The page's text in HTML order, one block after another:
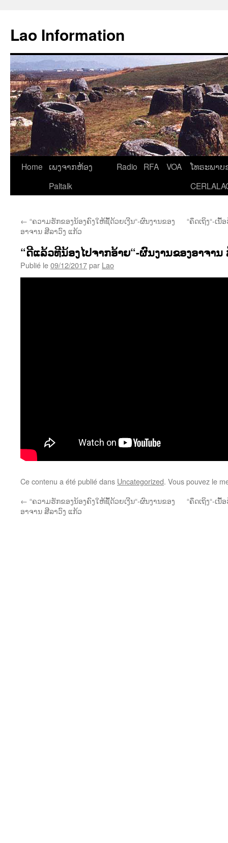
contenu
Lao Information
Home
ເພງຈາກຫ້ອງ
Paltalk
Radio RFA VOA
ໂທຣະພາບ
← “ຄວາມຮັກຂອງນ້ອງຄົງໃຫ້ຊື້ດ້ວຍເງີນ“-ຜົນງານຂອງ
ອາຈານ ສີລາວົງ ແກ້ວ
“ຄຶດເຖິງ“-ເ
“ດີແລ້ວທີນ້ອງໄປຈາກອ້າຍ“-ຜົນງານຂອງອາຈາ
Publié le09/12/2017par Lao
Ce contenu a été publié dans Uncategorized. Vous pouvez le
← “ຄວາມຮັກຂອງນ້ອງຄົງໃຫ້ຊື້ດ້ວຍເງີນ“-ຜົນງານຂອງ
ອາຈານ ສີລາວົງ ແກ້ວ
“ຄຶດເຖິງ“-ເ